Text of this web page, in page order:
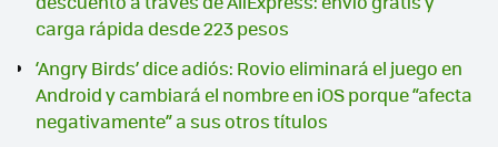
carga rápida desde 223 pesos
‘Angry Birds’ dice adiós: Rovio eliminará el juego en
Android y cambiará el nombre en iOS porque “afecta
negativamente” a sus otros títulos